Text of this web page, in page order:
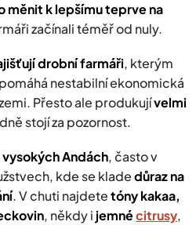
měnit k lepšímu teprve na
začínali téměř od nuly.
drobní farmáři, kterým
nestabilní ekonomická
Přesto ale produkujívelmi
stojí za pozornost.
vysokých Andách, často v
kde se kladedůraz na
. V chuti najdetetóny kakaa,
, někdy i jemnécitrusy,